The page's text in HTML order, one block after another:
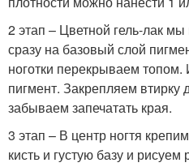
2 этап – Цветной гель-лак
сразу на базовый слой
ноготки перекрываем
пигмент. Закрепляем втирку
забываем запечатать края.
3 этап – В центр ногтя
кисть и густую базу и